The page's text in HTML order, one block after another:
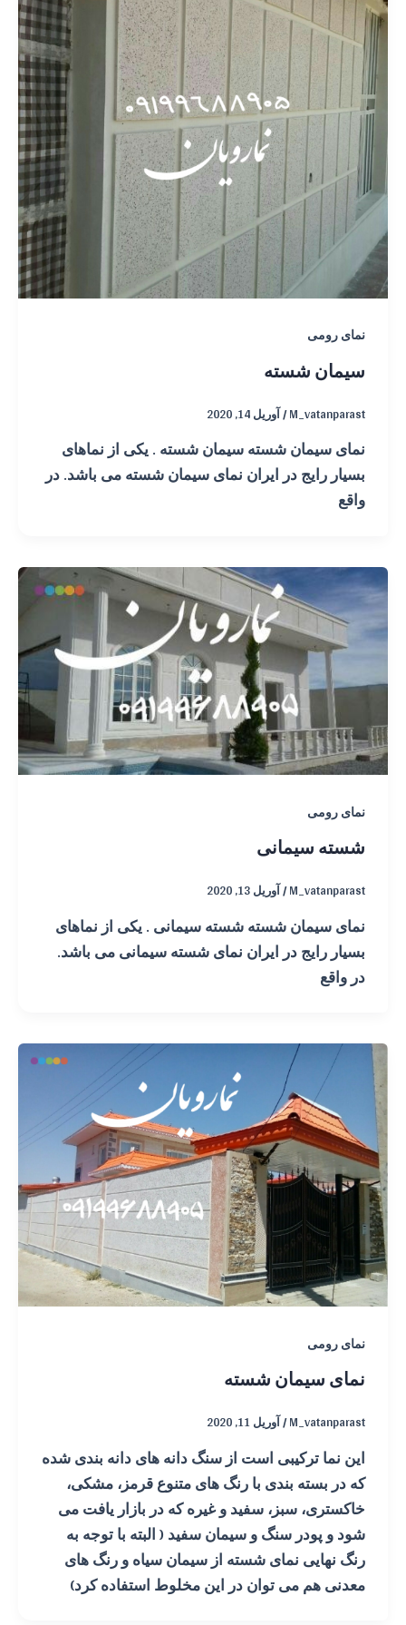
نمای رومی
سیمان شسته
M_vatanparast
/آوریل 14, 2020
نمای سیمان شسته سیمان شسته . یکی از نماهای
بسیار رایج در ایران نمای سیمان شسته می باشد. در
واقع
نمای رومی
شسته سیمانی
M_vatanparast
/آوریل 13, 2020
نمای سیمان شسته شسته سیمانی . یکی از نماهای
بسیار رایج در ایران نمای شسته سیمانی می باشد.
در واقع
نمای رومی
نمای سیمان شسته
M_vatanparast
/آوریل 11, 2020
این نما ترکیبی است از سنگ دانه های دانه بندی شده
که در بسته بندی با رنگ های متنوع قرمز، مشکی،
خاکستری، سبز، سفید و غیره که در بازار یافت می
شود و پودر سنگ و سیمان سفید ( البته با توجه به
رنگ نهایی نمای شسته از سیمان سیاه و رنگ های
معدنی هم می توان در این مخلوط استفاده کرد)